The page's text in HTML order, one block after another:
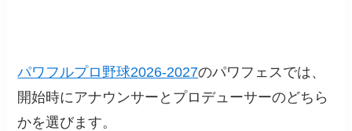
パワフルプロ野球2026-2027のパワフェスでは、
開始時にアナウンサーとプロデューサーのどちら
かを選びます。